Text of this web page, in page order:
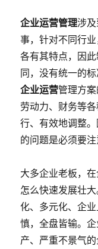
企业运营管理涉
事，针对不同行
各有其特点，因
同，没有统一的
企业运营管理方
劳动力、财务等
行、有效地调整
的问题是必须要注
大多企业老板，
怎么快速发展壮
化、多元化、企
慎，全盘皆输。
产、严重不景气